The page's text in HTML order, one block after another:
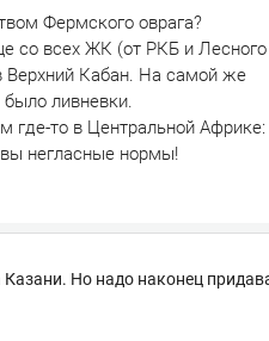
Фермского оврага?
со всех ЖК (от РКБ и Лесного
Верхний Кабан. На самой же
было ливневки.
где-то в Центральной
негласные нормы!
Но надо наконец